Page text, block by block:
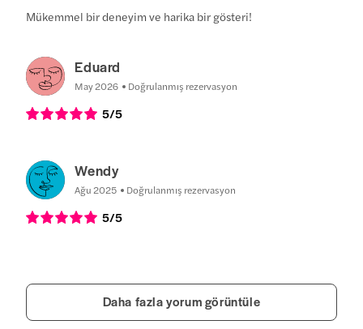
Mükemmel bir deneyim ve harika bir gösteri!
Eduard
May 2026 Doğrulanmış rezervasyon
5/5
Wendy
Ağu 2025 Doğrulanmış rezervasyon
5/5
Daha fazla yorum görüntüle